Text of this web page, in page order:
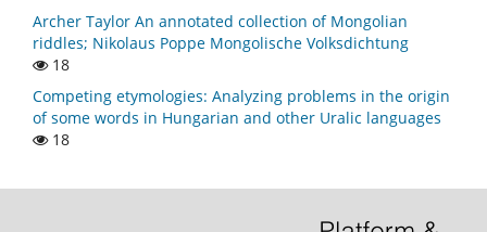
Archer Taylor An annotated collection of Mongolian
riddles; Nikolaus Poppe Mongolische Volksdichtung
18
Competing etymologies: Analyzing problems in the origin
of some words in Hungarian and other Uralic languages
18